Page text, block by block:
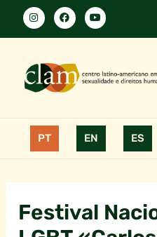
PT EN ES
Festival